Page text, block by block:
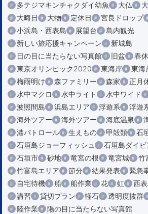
多テジマキンチャクダイ幼魚
大仏
大晦日
大物 定休日 宮良ドロップ
小浜島・西表島
展望台
島内観光
新しい旅応援キャンペーン
新城島
日の目に当たらない写真館
旧盆 春
東京オリンピック2020
東海岸 東海
梅雨明け
森ファミリー 森家 正月
水中マクロ
水中ライト 水中ワイド
波照間島
浜島エリア 浮遊系 浮遊
海外ツアー
海外ツアー 海底温泉
港パトロール
生えもの 甲殻類 石
石垣島ジョーフィッシュ
石垣島ダイ
石垣市
砂地 竜宮の根 竜宮城 竹
竹富島エリア
節分 結果発表 緊急
自宅待機
船 船作業 花 虹 西
講習
貸切プラン 軽石 透明度抜群
陸作業
陽の目に当たらない写真館